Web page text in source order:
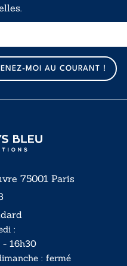
m
a
i
l
MOI AU COURANT !
75001 Paris
:
- 16h30
: fermé